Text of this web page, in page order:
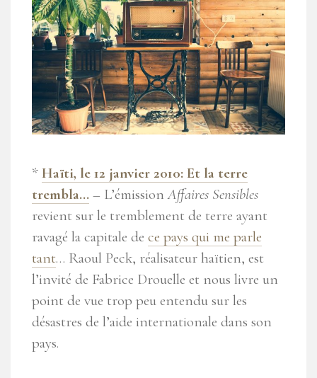
* Haïti, le 12 janvier 2010: Et la terre
trembla… – L’émissionAffaires Sensibles
revient sur le tremblement de terre ayant
ravagé la capitale de ce pays qui me parle
tant… Raoul Peck, réalisateur haïtien, est
l’invité de Fabrice Drouelle et nous livre un
point de vue trop peu entendu sur les
désastres de l’aide internationale dans son
pays.